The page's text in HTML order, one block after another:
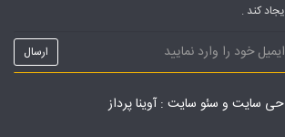
کند .
سایت و سئو سایت : آوینا پرداز